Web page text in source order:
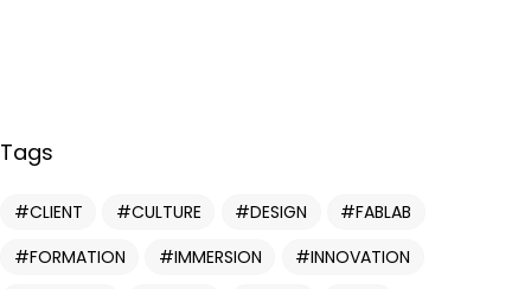
Tags
CLIENT CULTURE DESIGN
FABLAB
FORMATION
IMMERSION
INNOVATION